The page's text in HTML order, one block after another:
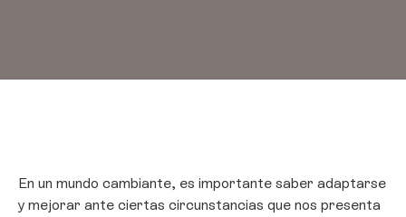
En un mundo cambiante, es importante saber adaptarse
y mejorar ante ciertas circunstancias que nos presenta